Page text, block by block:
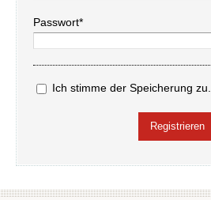
Passwort*
Ich stimme der Speicherung zu.